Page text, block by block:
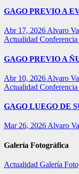
GAGO PREVIO A
Abr 17, 2026 Alvaro
Actualidad Conferencia
GAGO PREVIO A
Abr 10, 2026 Alvaro
Actualidad Conferencia
GAGO LUEGO DE
Mar 26, 2026 Alvaro
Galería Fotográfica
Actualidad Galería